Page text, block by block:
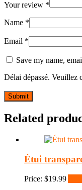
Your review *
Name *
Email *
Save my name,
Délai dépassé. Veuillez
Related
Étui
Price: $19.99